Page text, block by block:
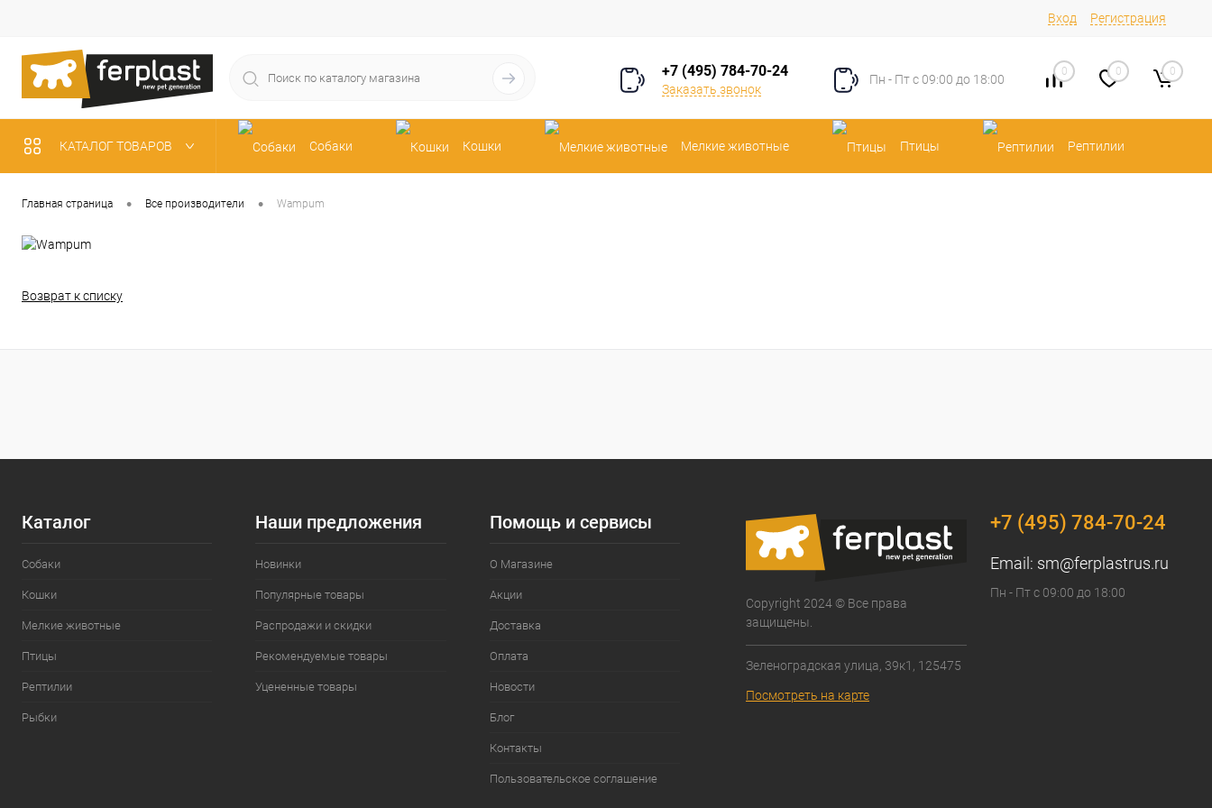
Вход Регистрация
+7 (495) 784-70-24
Заказать звонок
Пн - Пт с 09:00 до 18:00
0 0 0
КАТАЛОГ ТОВАРОВ Собаки Кошки Мелкие животные Птицы Рептилии
Рыбки
Главная страница • Все производители • Wampum
Возврат к списку
Каталог
Собаки
Кошки
Мелкие животные
Птицы
Рептилии
Рыбки
Наши предложения
Новинки
Популярные товары
Распродажи и скидки
Рекомендуемые товары
Уцененные товары
Помощь и сервисы
О Магазине
Акции
Доставка
Оплата
Новости
Блог
Контакты
Пользовательское соглашение
Copyright 2024 © Все права
защищены.
Зеленоградская улица, 39к1, 125475
Посмотреть на карте
+7 (495) 784-70-24
Email: sm@ferplastrus.ru
Пн - Пт с 09:00 до 18:00